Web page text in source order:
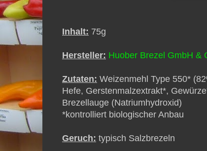
Inhalt: 75g
Hersteller: Huober Brezel GmbH &
Zutaten: Weizenmehl Type 550*
Hefe, Gerstenmalzextrakt*,
Brezellauge (Natriumhydroxid)
*kontrolliert biologischer Anbau
Geruch: typisch Salzbrezeln